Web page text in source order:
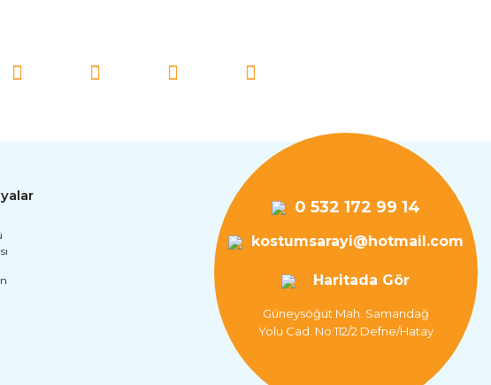
0 532 172 99 14
kostumsarayi@hotmail.com
Haritada Gör
Güneysöğüt Mah. Samandağ
Yolu Cad. No:112/2 Defne/Hatay